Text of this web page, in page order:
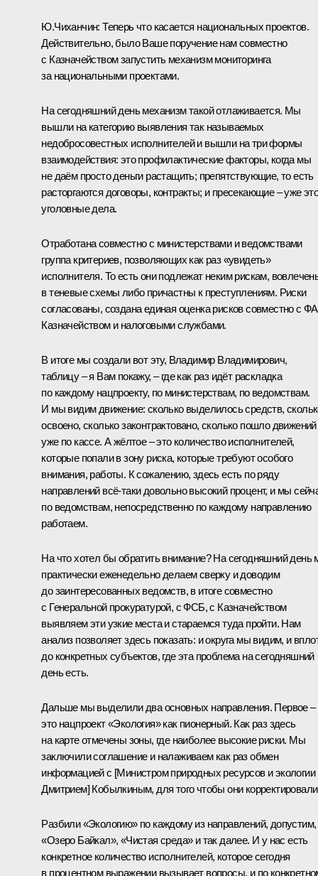
Ю.Чиханчин:Теперь что касается национальных проектов.
Действительно, было Ваше поручение нам совместно
с Казначейством запустить механизм мониторинга
за национальными проектами.
На сегодняшний день механизм такой отлаживается. Мы
вышли на категорию выявления так называемых
недобросовестных исполнителей и вышли на три формы
взаимодействия: это профилактические факторы, когда мы
не даём просто деньги растащить; препятствующие, то есть
расторгаются договоры, контракты; и пресекающие – уже
уголовные дела.
Отработана совместно с министерствами и ведомствами
группа критериев, позволяющих как раз «увидеть»
исполнителя. То есть они подлежат неким рискам,
в теневые схемы либо причастны к преступлениям. Риски
согласованы, создана единая оценка рисков совместно с
Казначейством и налоговыми службами.
В итоге мы создали вот эту, Владимир Владимирович,
таблицу – я Вам покажу, – где как раз идёт раскладка
по каждому нацпроекту, по министерствам, по ведомствам.
И мы видим движение: сколько выделилось средств,
освоено, сколько законтрактовано, сколько пошло движений
уже по кассе. А жёлтое – это количество исполнителей,
которые попали в зону риска, которые требуют особого
внимания, работы. К сожалению, здесь есть по ряду
направлений всё‑таки довольно высокий процент, и мы
по ведомствам, непосредственно по каждому направлению
работаем.
На что хотел бы обратить внимание? На сегодняшний день
практически еженедельно делаем сверку и доводим
до заинтересованных ведомств, в итоге совместно
с Генеральной прокуратурой, с ФСБ, с Казначейством
выявляем эти узкие места и стараемся туда пройти. Нам
анализ позволяет здесь показать: и округа мы видим, и
до конкретных субъектов, где эта проблема на сегодняшний
день есть.
Дальше мы выделили два основных направления. Первое –
это нацпроект «Экология» как пионерный. Как раз здесь
на карте отмечены зоны, где наиболее высокие риски. Мы
заключили соглашение и налаживаем как раз обмен
информацией с [Министром природных ресурсов и экологии
Дмитрием] Кобылкиным, для того чтобы они
Разбили «Экологию» по каждому из направлений, допустим,
«Озеро Байкал», «Чистая среда» и так далее. И у нас есть
конкретное количество исполнителей, которое сегодня
в процентном выражении вызывает вопросы, и по